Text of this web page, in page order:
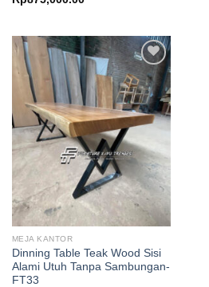
MEJA KANTOR
Dinning Table Teak Wood Sisi
Alami Utuh Tanpa Sambungan-
FT33